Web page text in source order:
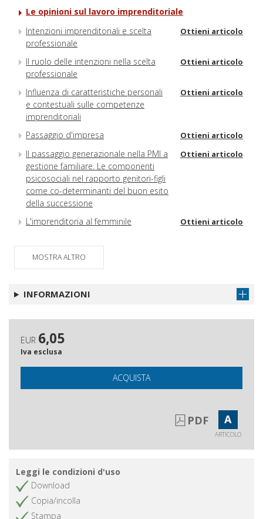
Le opinioni sul lavoro imprenditoriale
Intenzioni imprenditoriali e scelta
professionale
Ottieni articolo
Il ruolo delle intenzioni nella scelta
professionale
Ottieni articolo
Influenza di caratteristiche personali
e contestuali sulle competenze
imprenditoriali
Ottieni articolo
Passaggio d'impresa Ottieni articolo
Il passaggio generazionale nella PMI a
gestione familiare. Le componenti
psicosociali nel rapporto genitori-figli
come co-determinanti del buon esito
della successione
Ottieni articolo
L'imprenditoria al femminile Ottieni articolo
MOSTRA ALTRO
INFORMAZIONI
EUR 6,05
Iva esclusa
ACQUISTA
PDF A
ARTICOLO
Leggi le condizioni d'uso
Download
Copia/incolla
Stampa